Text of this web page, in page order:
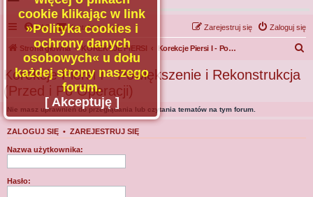
Portal
Facebook
Regulamin
Zapytaj administratora
Kontakt
FAQ Kontakt z nami Zaloguj się
Zarejestruj się
Strona główna KOREKCJE PIERSI Korekcje Piersi I - Powiększenie i Rekonstrukcja (Przed i Po Operacji)
Korekcje Piersi I - Powiększenie i Rekonstrukcja
(Przed i Po Operacji)
Nie masz uprawnień do przeglądania lub czytania tematów na tym forum.
ZALOGUJ SIĘ • ZAREJESTRUJ SIĘ
Nazwa użytkownika:
Hasło:
cookie klikając w link
»Polityka cookies i
ochrony danych
osobowych« u dołu
każdej strony naszego
forum.
[ Akceptuję ]